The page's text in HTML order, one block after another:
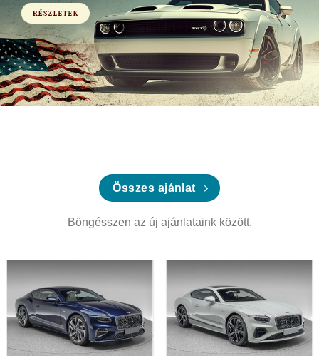
Összes ajánlat
Böngésszen az új ajánlataink között.